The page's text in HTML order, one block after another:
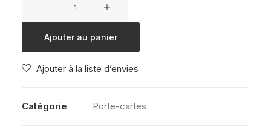
Secrid
LIGHT
Ajouter au panier
Ajouter à la liste d’envies
Catégorie Porte-cartes